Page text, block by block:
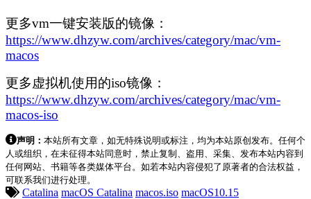
更多vm一键安装版的镜像：
https://www.dhzyw.com/archives/category/mac/vm-
macos
更多虚拟机使用的iso镜像：
https://www.dhzyw.com/archives/category/mac/vm-
macos-iso
声明： 本站所有文章，如无特殊说明或标注，均为本站原创发布。任何个
人或组织，在未征得本站同意时，禁止复制、盗用、采集、发布本站内容到
任何网站、书籍等各类媒体平台。如若本站内容侵犯了原著者的合法权益，
可联系我们进行处理。
Catalina macOS Catalina macos.iso macOS10.15